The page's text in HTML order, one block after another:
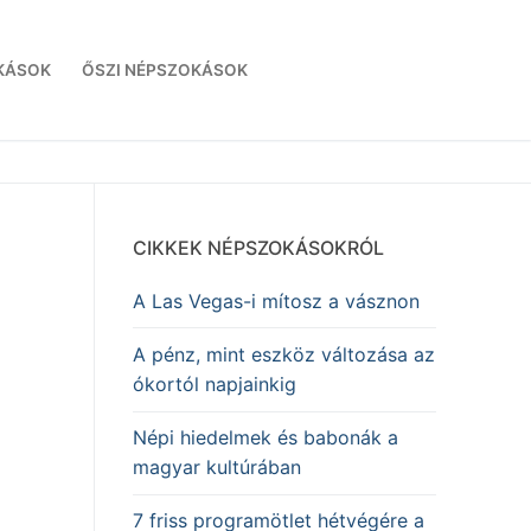
ŐSZI NÉPSZOKÁSOK
CIKKEK NÉPSZOKÁSOKRÓL
A Las Vegas-i mítosz a vásznon
A pénz, mint eszköz változása az
ókortól napjainkig
Népi hiedelmek és babonák a
magyar kultúrában
7 friss programötlet hétvégére a